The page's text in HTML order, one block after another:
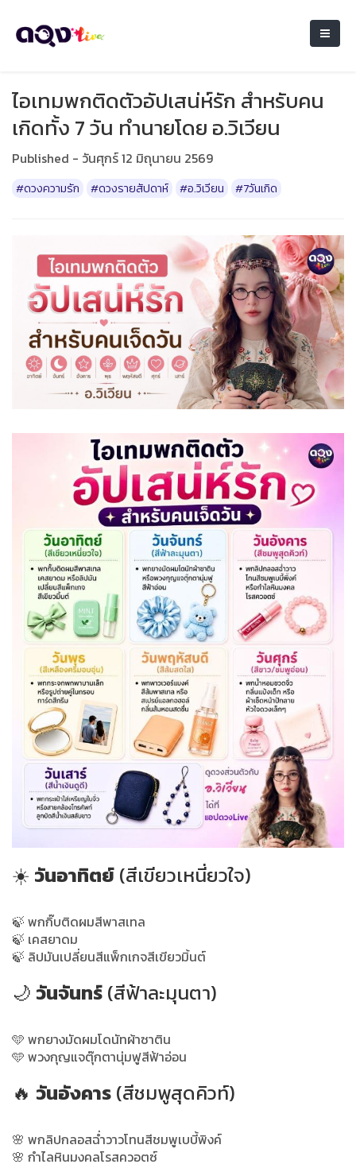
ไอเทมพกติดตัวอัปเสน่ห์รัก สำหรับคน
เกิดทั้ง 7 วัน ทำนายโดย อ.วิเวียน
Published - วันศุกร์ 12 มิถุนายน 2569
#ดวงความรัก #ดวงรายสัปดาห์ #อ.วิเวียน #7วันเกิด
☀️ วันอาทิตย์ (สีเขียวเหนี่ยวใจ)
🍃 พกกิ๊บติดผมสีพาสเทล
🍃 เคสยาดม
🍃 ลิปมันเปลี่ยนสีแพ็กเกจสีเขียวมิ้นต์
🌙 วันจันทร์ (สีฟ้าละมุนตา)
🩵 พกยางมัดผมโดนัทผ้าซาติน
🩵 พวงกุญแจตุ๊กตานุ่มฟูสีฟ้าอ่อน
🔥 วันอังคาร (สีชมพูสุดคิวท์)
🌸 พกลิปกลอสฉ่ำวาวโทนสีชมพูเบบี้พิงค์
🌸 กำไลหินมงคลโรสควอตซ์